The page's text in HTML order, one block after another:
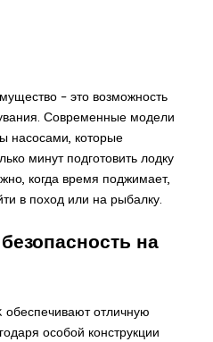
– это возможность
Современные модели
насосами, которые
минут подготовить лодку
когда время поджимает,
в поход или на рыбалку.
на
отличную
особой конструкции